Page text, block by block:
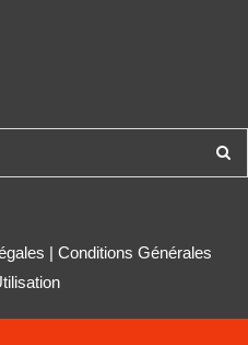
| Conditions Générales